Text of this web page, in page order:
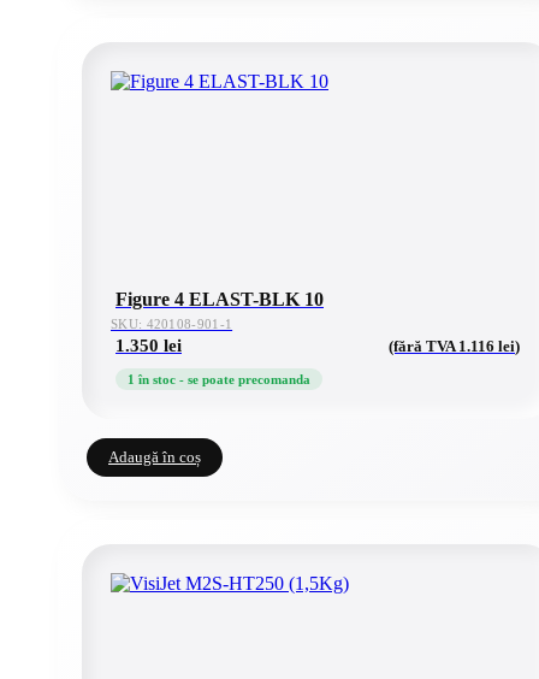
Figure 4 ELAST-BLK 10
SKU: 420108-901-1
1.350 lei (fără TVA 1.116 lei)
1 în stoc - se poate precomanda
Adaugă în coș